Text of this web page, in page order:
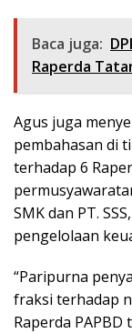
Baca juga:
Raperda
Agus juga
pembahasan di
terhadap 6
SMK dan PT.
pengelolaan
“Paripurna
fraksi terhadap
Raperda